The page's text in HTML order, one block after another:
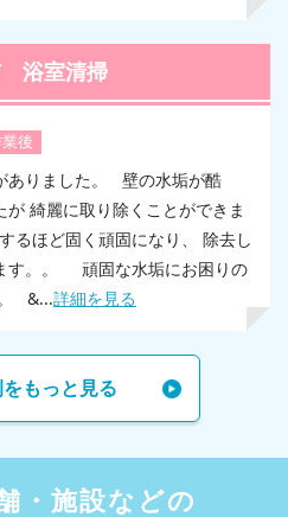
浴室清掃
後
ありました。 壁の水垢が酷
綺麗に取り除くことができま
ほど固く頑固になり、 除去し
す。。 頑固な水垢にお困りの
&...詳細を見る
もっと見る
・施設などの